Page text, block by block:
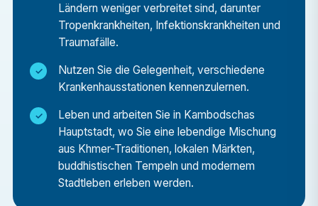
Ländern weniger verbreitet sind, darunter
Tropenkrankheiten, Infektionskrankheiten und
Traumafälle.
Nutzen Sie die Gelegenheit, verschiedene
Krankenhausstationen kennenzulernen.
Leben und arbeiten Sie in Kambodschas
Hauptstadt, wo Sie eine lebendige Mischung
aus Khmer-Traditionen, lokalen Märkten,
buddhistischen Tempeln und modernem
Stadtleben erleben werden.